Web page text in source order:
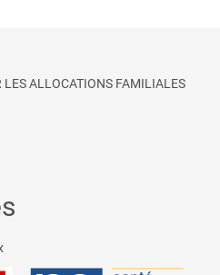
LES ALLOCATIONS FAMILIALES